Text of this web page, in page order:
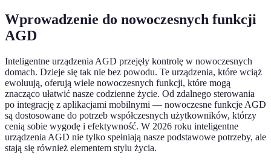
Wprowadzenie do nowoczesnych funkcji
AGD
Inteligentne urządzenia AGD przejęły kontrolę w nowoczesnych
domach. Dzieje się tak nie bez powodu. Te urządzenia, które wciąż
ewoluują, oferują wiele nowoczesnych funkcji, które mogą
znacząco ułatwić nasze codzienne życie. Od zdalnego sterowania
po integrację z aplikacjami mobilnymi — nowoczesne funkcje AGD
są dostosowane do potrzeb współczesnych użytkowników, którzy
cenią sobie wygodę i efektywność. W 2026 roku inteligentne
urządzenia AGD nie tylko spełniają nasze podstawowe potrzeby, ale
stają się również elementem stylu życia.